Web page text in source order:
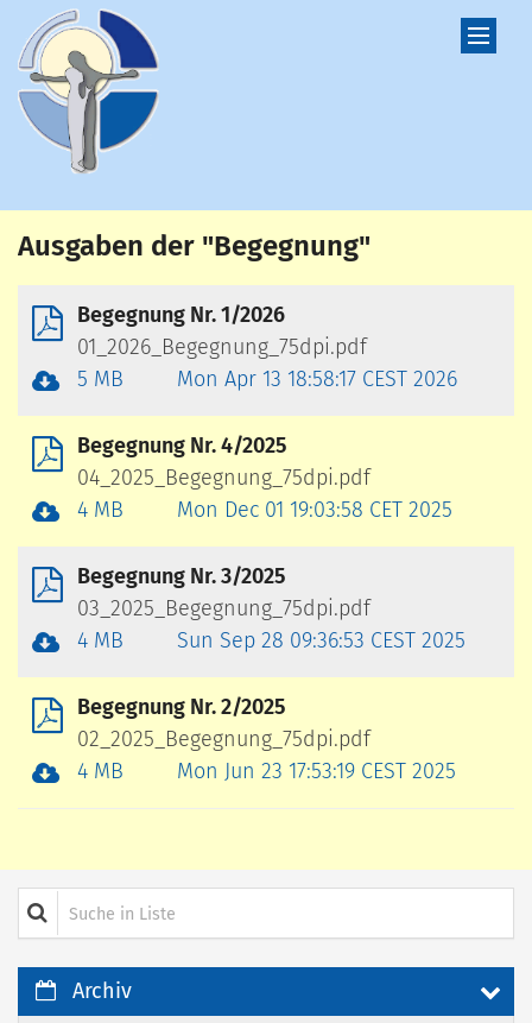
Zum Inhalt springen
Ausgaben der "Begegnung"
Begegnung Nr. 1/2026
01_2026_Begegnung_75dpi.pdf
5 MB
Mon Apr 13 18:58:17 CEST 2026
Begegnung Nr. 4/2025
04_2025_Begegnung_75dpi.pdf
4 MB
Mon Dec 01 19:03:58 CET 2025
Begegnung Nr. 3/2025
03_2025_Begegnung_75dpi.pdf
4 MB
Sun Sep 28 09:36:53 CEST 2025
Begegnung Nr. 2/2025
02_2025_Begegnung_75dpi.pdf
4 MB
Mon Jun 23 17:53:19 CEST 2025
Suche in Liste
Archiv